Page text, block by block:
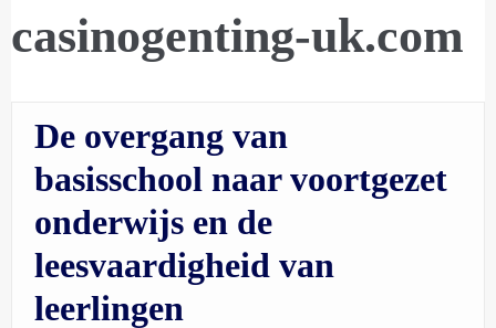
PRÉSENCE OMI
NOUS CONTACTER
casinogenting-uk.com
De overgang van
basisschool naar voortgezet
onderwijs en de
leesvaardigheid van
leerlingen